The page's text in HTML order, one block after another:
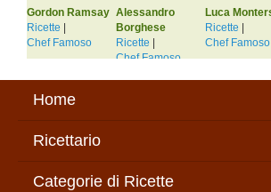
Gordon Ramsay
Ricette |
Chef Famoso
Alessandro
Borghese
Ricette |
Chef Famoso
Luca
Ricette |
Chef Famoso
Home
Ricettario
Categorie di Ricette